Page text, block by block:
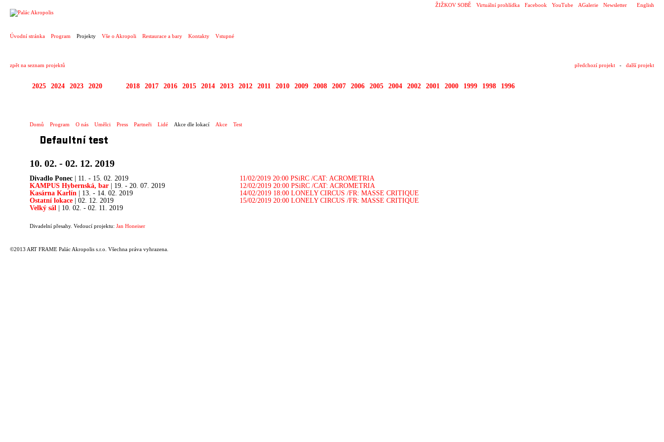
English
ŽIŽKOV SOBĚ Virtuální prohlídka Facebook YouTube AGalerie Newsletter
Úvodní stránka Program Projekty Vše o Akropoli Restaurace a bary Kontakty Vstupné
zpět na seznam projektů předchozí projekt - další projekt
2025 2024 2023 2020 2018 2017 2016 2015 2014 2013 2012 2011 2010 2009 2008 2007 2006 2005 2004 2002 2001 2000 1999 1998 1996
Domů Program O nás Umělci Press Partneři Lidé Akce dle lokací Akce Test
Defaultní test
10. 02. - 02. 12. 2019
Divadlo Ponec | 11. - 15. 02. 2019
KAMPUS Hybernská, bar | 19. - 20. 07. 2019
Kasárna Karlín | 13. - 14. 02. 2019
Ostatní lokace | 02. 12. 2019
Velký sál | 10. 02. - 02. 11. 2019
11/02/2019 20:00 PSiRC /CAT: ACROMETRIA
12/02/2019 20:00 PSiRC /CAT: ACROMETRIA
14/02/2019 18:00 LONELY CIRCUS /FR: MASSE CRITIQUE
15/02/2019 20:00 LONELY CIRCUS /FR: MASSE CRITIQUE
Divadelní přesahy. Vedoucí projektu: Jan Honeiser
©2013 ART FRAME Palác Akropolis s.r.o. Všechna práva vyhrazena.